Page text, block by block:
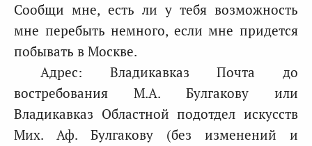
Сообщи мне, есть ли у тебя возможность
мне перебыть немного, если мне придется
побывать в Москве.
Адрес: Владикавказ Почта до
востребования М.А. Булгакову или
Владикавказ Областной подотдел искусств
Мих. Аф. Булгакову (без изменений и